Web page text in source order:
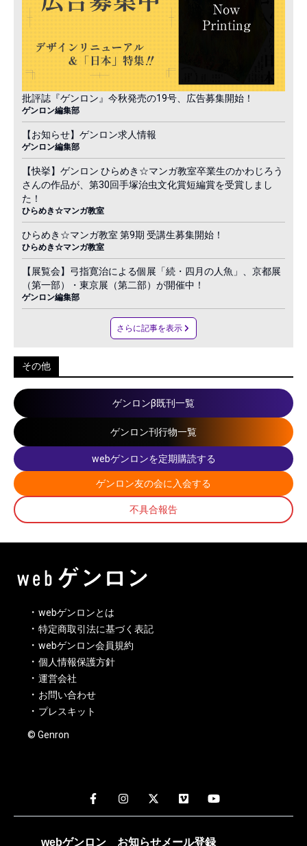
批評誌『ゲンロン』今秋発売の19号、広告募集開始！
ゲンロン編集部
【お知らせ】ゲンロン求人情報
ゲンロン編集部
【快挙】ゲンロン ひらめき☆マンガ教室卒業生のかわじろう
さんの作品が、第30回手塚治虫文化賞短編賞を受賞しまし
た！
ひらめき☆マンガ教室
ひらめき☆マンガ教室 第9期 受講生募集開始！
ひらめき☆マンガ教室
【展覧会】弓指寛治による個展「続・四月の人魚」、京都展
（第一部）・東京展（第二部）が開催中！
ゲンロン編集部
さらに記事を表示
その他
ゲンロンβ既刊一覧
ゲンロン刊行物一覧
webゲンロンを定期購読する
ゲンロン友の会に入会する
不具合報告
webゲンロンとは
特定商取引法に基づく表記
webゲンロン会員規約
個人情報保護方針
運営会社
お問い合わせ
プレスキット
© Genron
webゲンロン お知らせメール登録